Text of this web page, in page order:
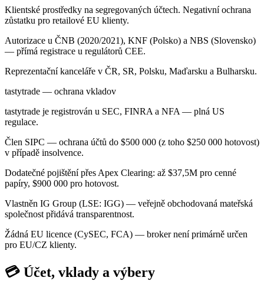
Klientské prostředky na segregovaných účtech. Negativní ochrana
zůstatku pro retailové EU klienty.
Autorizace u ČNB (2020/2021), KNF (Polsko) a NBS (Slovensko)
— přímá registrace u regulátorů CEE.
Reprezentační kanceláře v ČR, SR, Polsku, Maďarsku a Bulharsku.
tastytrade — ochrana vkladov
tastytrade je registrován u SEC, FINRA a NFA — plná US
regulace.
Člen SIPC — ochrana účtů do $500 000 (z toho $250 000 hotovost)
v případě insolvence.
Dodatečné pojištění přes Apex Clearing: až $37,5M pro cenné
papíry, $900 000 pro hotovost.
Vlastněn IG Group (LSE: IGG) — veřejně obchodovaná mateřská
společnost přidává transparentnost.
Žádná EU licence (CySEC, FCA) — broker není primárně určen
pro EU/CZ klienty.
💳 Účet, vklady a výbery